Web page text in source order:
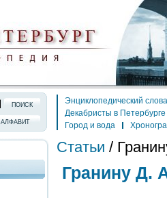
АЛФАВИТ
Энциклопедический
Декабристы в Петербурге
Город и вода
Статьи /
Гранину Д.